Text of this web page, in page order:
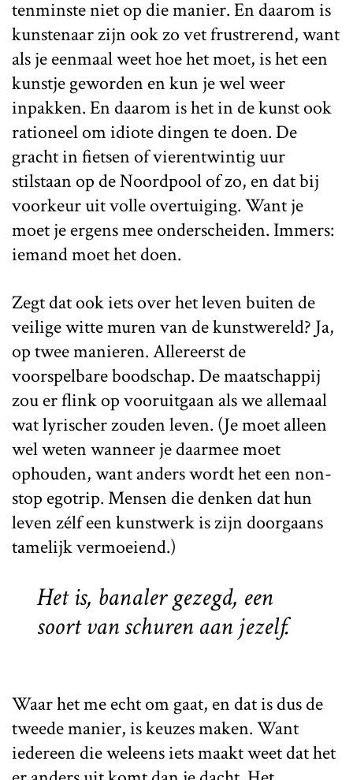
tenminste niet op die manier. En daarom is
kunstenaar zijn ook zo vet frustrerend, want
als je eenmaal weet hoe het moet, is het een
kunstje geworden en kun je wel weer
inpakken. En daarom is het in de kunst ook
rationeel om idiote dingen te doen. De
gracht in fietsen of vierentwintig uur
stilstaan op de Noordpool of zo, en dat bij
voorkeur uit volle overtuiging. Want je
moet je ergens mee onderscheiden. Immers:
iemand moet het doen.
Zegt dat ook iets over het leven buiten de
veilige witte muren van de kunstwereld? Ja,
op twee manieren. Allereerst de
voorspelbare boodschap. De maatschappij
zou er flink op vooruitgaan als we allemaal
wat lyrischer zouden leven. (Je moet alleen
wel weten wanneer je daarmee moet
ophouden, want anders wordt het een non-
stop egotrip. Mensen die denken dat hun
leven zélf een kunstwerk is zijn doorgaans
tamelijk vermoeiend.)
Het is, banaler gezegd, een
soort van schuren aan jezelf.
Waar het me echt om gaat, en dat is dus de
tweede manier, is keuzes maken. Want
iedereen die weleens iets maakt weet dat het